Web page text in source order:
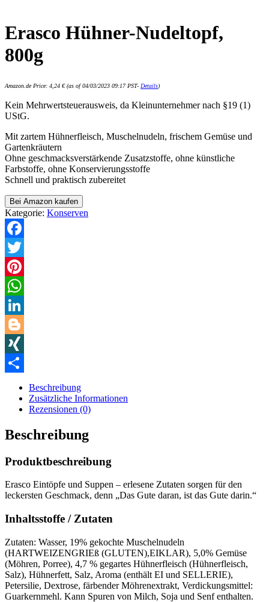
Erasco Hühner-Nudeltopf,
800g
Amazon.de Price: 4,24 €(as of 04/03/2023 09:17 PST- Details)
Kein Mehrwertsteuerausweis, da Kleinunternehmer nach §19 (1)
UStG.
Mit zartem Hühnerfleisch, Muschelnudeln, frischem Gemüse und
Gartenkräutern
Ohne geschmacksverstärkende Zusatzstoffe, ohne künstliche
Farbstoffe, ohne Konservierungsstoffe
Schnell und praktisch zubereitet
Bei Amazon kaufen
Kategorie: Konserven
Facebook
Twitter
Pinterest
WhatsApp
LinkedIn
Blogger
XING
Beschreibung
Zusätzliche Informationen
Rezensionen (0)
Beschreibung
Produktbeschreibung
Erasco Eintöpfe und Suppen – erlesene Zutaten sorgen für den
leckersten Geschmack, denn „Das Gute daran, ist das Gute darin.“
Inhaltsstoffe / Zutaten
Zutaten: Wasser, 19% gekochte Muschelnudeln
(HARTWEIZENGRIEß (GLUTEN),EIKLAR), 5,0% Gemüse
(Möhren, Porree), 4,7 % gegartes Hühnerfleisch (Hühnerfleisch,
Salz), Hühnerfett, Salz, Aroma (enthält EI und SELLERIE),
Petersilie, Dextrose, färbender Möhrenextrakt, Verdickungsmittel:
Guarkernmehl. Kann Spuren von Milch, Soja und Senf enthalten.